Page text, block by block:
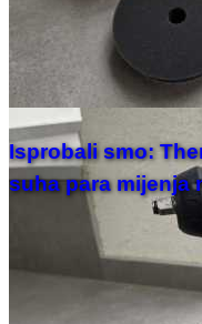
Isprobali smo:
suha para mijenja